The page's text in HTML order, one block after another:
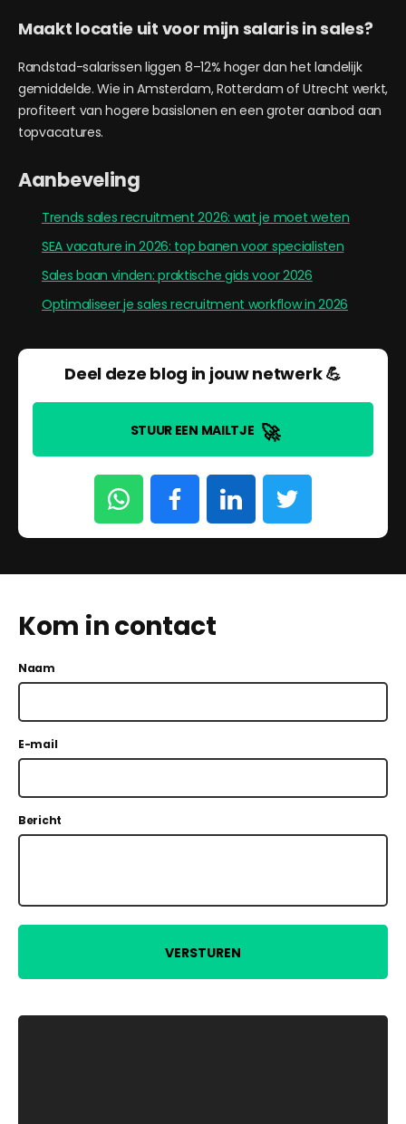
Maakt locatie uit voor mijn salaris in sales?
Randstad-salarissen liggen 8–12% hoger dan het landelijk
gemiddelde. Wie in Amsterdam, Rotterdam of Utrecht werkt,
profiteert van hogere basislonen en een groter aanbod aan
topvacatures.
Aanbeveling
Trends sales recruitment 2026: wat je moet weten
SEA vacature in 2026: top banen voor specialisten
Sales baan vinden: praktische gids voor 2026
Optimaliseer je sales recruitment workflow in 2026
Deel deze blog in jouw netwerk 💪
STUUR EEN MAILTJE 🚀
Kom in contact
Naam
E-mail
Bericht
VERSTUREN